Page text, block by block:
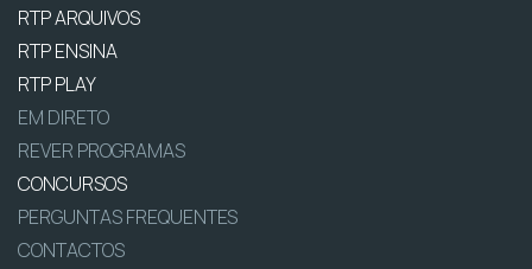
RTP ARQUIVOS
RTP ENSINA
RTP PLAY
EM DIRETO
REVER PROGRAMAS
CONCURSOS
PERGUNTAS FREQUENTES
CONTACTOS